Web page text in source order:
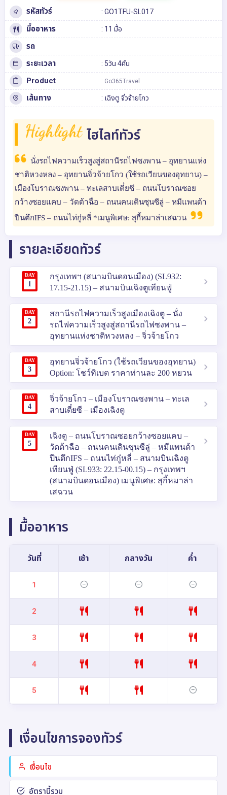
รหัสทัวร์ : GO1TFU-SL017
มื้ออาหาร : 11 มื้อ
รถ
ระยะเวลา
: 5วัน 4คืน
Product : Go365Travel
เส้นทาง : เฉิงตู จิ่วจ้ายโกว
Highlight ไฮไลท์ทัวร์
นั่งรถไฟความเร็วสูงสู่สถานีรถไฟซงพาน – อุทยานแห่ง
ชาติหวงหลง – อุทยานจิ่วจ้ายโกว (ใช้รถเวียนของอุทยาน) –
เมืองโบราณซงพาน – ทะเลสาบเตี๋ยซี – ถนนโบราณซอย
กว้างซอยแคบ – วัดต้าฉือ – ถนนคนเดินซุนซีลู่ – หมีแพนด้า
ปีนตึกIFS – ถนนไท่กู๋หลี่ *เมนูพิเศษ: สุกี้หมาล่าเสฉวน
รายละเอียดทัวร์
DAY
1
กรุงเทพฯ (สนามบินดอนเมือง) (SL932:
17.15-21.15) – สนามบินเฉิงตูเทียนฟู่
DAY
2
สถานีรถไฟความเร็วสูงเมืองเฉิงตู – นั่ง
รถไฟความเร็วสูงสู่สถานีรถไฟซงพาน –
อุทยานแห่งชาติหวงหลง – จิ่วจ้ายโกว
DAY
3
อุทยานจิ่วจ้ายโกว (ใช้รถเวียนของอุทยาน)
Option: โชว์ทิเบต ราคาท่านละ 200 หยวน
DAY
4
จิ่วจ้ายโกว – เมืองโบราณซงพาน – ทะเล
สาบเตี๋ยซี – เมืองเฉิงตู
DAY
5
เฉิงตู – ถนนโบราณซอยกว้างซอยแคบ –
วัดต้าฉือ – ถนนคนเดินซุนซีลู่ – หมีแพนด้า
ปีนตึกIFS – ถนนไท่กู๋หลี่ – สนามบินเฉิงตู
เทียนฟู่ (SL933: 22.15-00.15) – กรุงเทพฯ
(สนามบินดอนเมือง) เมนูพิเศษ: สุกี้หมาล่า
เสฉวน
มื้ออาหาร
วันที่ เช้า กลางวัน ค่ำ
1
2
3
4
5
เงื่อนไขการจองทัวร์
เงื่อนไข
อัตรานี้รวม